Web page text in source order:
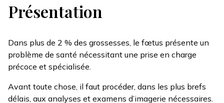
Présentation
Dans plus de 2 % des grossesses, le fœtus présente un
problème de santé nécessitant une prise en charge
précoce et spécialisée.
Avant toute chose, il faut procéder, dans les plus brefs
délais, aux analyses et examens d’imagerie nécessaires.